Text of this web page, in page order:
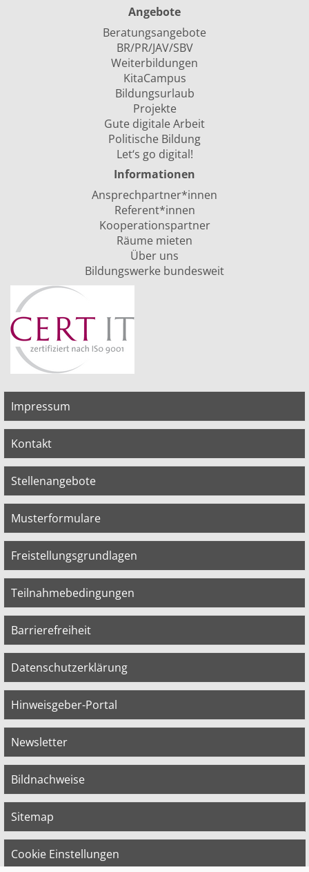
Angebote
Beratungsangebote
BR/PR/JAV/SBV
Weiterbildungen
KitaCampus
Bildungsurlaub
Projekte
Gute digitale Arbeit
Politische Bildung
Let‘s go digital!
Informationen
Ansprechpartner*innen
Referent*innen
Kooperationspartner
Räume mieten
Über uns
Bildungswerke bundesweit
Impressum
Kontakt
Stellenangebote
Musterformulare
Freistellungsgrundlagen
Teilnahmebedingungen
Barrierefreiheit
Datenschutzerklärung
Hinweisgeber-Portal
Newsletter
Bildnachweise
Sitemap
Cookie Einstellungen